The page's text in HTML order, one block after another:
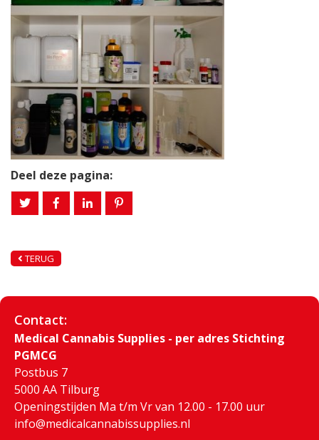
Deel deze pagina:
TERUG
Contact:
Medical Cannabis Supplies - per adres Stichting
PGMCG
Postbus 7
5000 AA Tilburg
Openingstijden Ma t/m Vr van 12.00 - 17.00 uur
info@medicalcannabissupplies.nl